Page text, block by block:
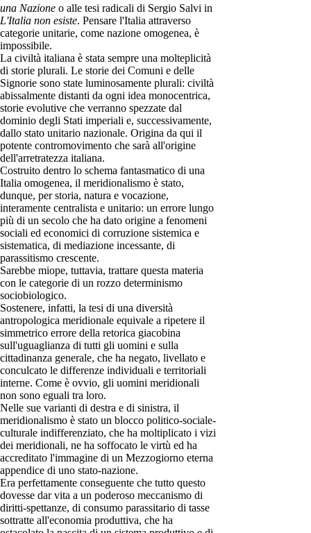
una Nazione o alle tesi radicali di Sergio Salvi in
L'Italia non esiste. Pensare l'Italia attraverso
categorie unitarie, come nazione omogenea, è
impossibile.
La civiltà italiana è stata sempre una molteplicità
di storie plurali. Le storie dei Comuni e delle
Signorie sono state luminosamente plurali: civiltà
abissalmente distanti da ogni idea monocentrica,
storie evolutive che verranno spezzate dal
dominio degli Stati imperiali e, successivamente,
dallo stato unitario nazionale. Origina da qui il
potente contromovimento che sarà all'origine
dell'arretratezza italiana.
Costruito dentro lo schema fantasmatico di una
Italia omogenea, il meridionalismo è stato,
dunque, per storia, natura e vocazione,
interamente centralista e unitario: un errore lungo
più di un secolo che ha dato origine a fenomeni
sociali ed economici di corruzione sistemica e
sistematica, di mediazione incessante, di
parassitismo crescente.
Sarebbe miope, tuttavia, trattare questa materia
con le categorie di un rozzo determinismo
sociobiologico.
Sostenere, infatti, la tesi di una diversità
antropologica meridionale equivale a ripetere il
simmetrico errore della retorica giacobina
sull'uguaglianza di tutti gli uomini e sulla
cittadinanza generale, che ha negato, livellato e
conculcato le differenze individuali e territoriali
interne. Come è ovvio, gli uomini meridionali
non sono eguali tra loro.
Nelle sue varianti di destra e di sinistra, il
meridionalismo è stato un blocco politico-sociale-
culturale indifferenziato, che ha moltiplicato i vizi
dei meridionali, ne ha soffocato le virtù ed ha
accreditato l'immagine di un Mezzogiorno eterna
appendice di uno stato-nazione.
Era perfettamente conseguente che tutto questo
dovesse dar vita a un poderoso meccanismo di
diritti-spettanze, di consumo parassitario di tasse
sottratte all'economia produttiva, che ha